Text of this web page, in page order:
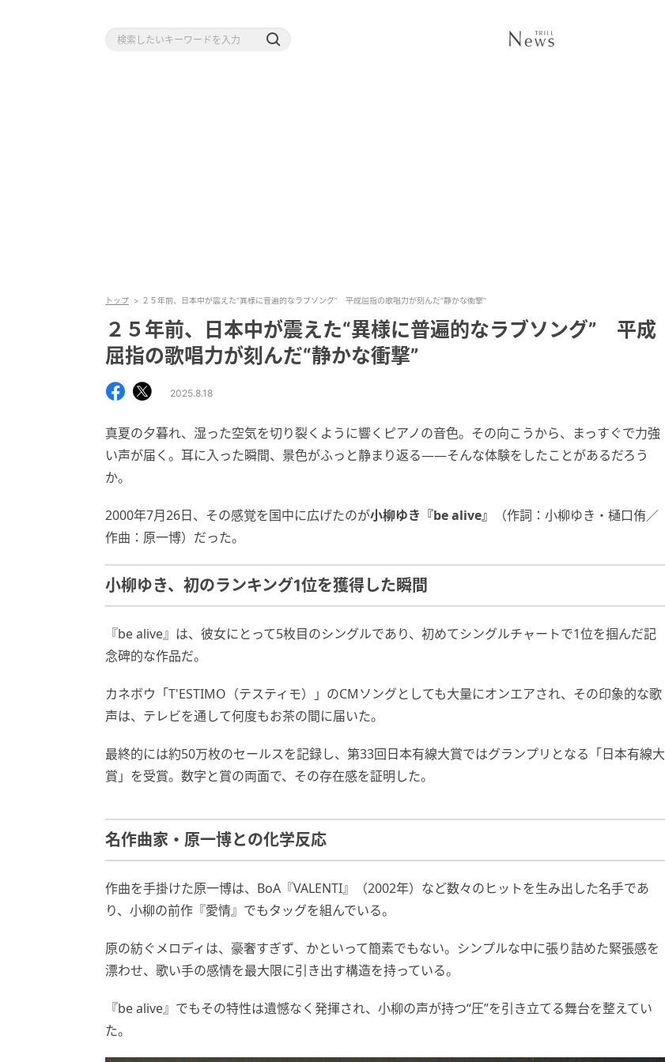
トップ ２５年前、日本中が震えた“異様に普遍的なラブソング” 平成屈指の歌唱力が刻んだ“静かな衝撃”
２５年前、日本中が震えた“異様に普遍的なラブソング” 平成
屈指の歌唱力が刻んだ“静かな衝撃”
2025.8.18
真夏の夕暮れ、湿った空気を切り裂くように響くピアノの音色。その向こうから、まっすぐで力強
い声が届く。耳に入った瞬間、景色がふっと静まり返る――そんな体験をしたことがあるだろう
か。
2000年7月26日、その感覚を国中に広げたのが小柳ゆき『be alive』
（作詞：小柳ゆき・樋口侑／
作曲：原一博）だった。
小柳ゆき、初のランキング1位を獲得した瞬間
『be alive』は、彼女にとって5枚目のシングルであり、初めてシングルチャートで1位を掴んだ記
念碑的な作品だ。
カネボウ「T'ESTIMO（テスティモ）」のCMソングとしても大量にオンエアされ、その印象的な歌
声は、テレビを通して何度もお茶の間に届いた。
最終的には約50万枚のセールスを記録し、第33回日本有線大賞ではグランプリとなる「日本有線大
賞」を受賞。数字と賞の両面で、その存在感を証明した。
名作曲家・原一博との化学反応
作曲を手掛けた原一博は、BoA『VALENTI』（2002年）など数々のヒットを生み出した名手であ
り、小柳の前作『愛情』でもタッグを組んでいる。
原の紡ぐメロディは、豪奢すぎず、かといって簡素でもない。シンプルな中に張り詰めた緊張感を
漂わせ、歌い手の感情を最大限に引き出す構造を持っている。
『be alive』でもその特性は遺憾なく発揮され、小柳の声が持つ“圧”を引き立てる舞台を整えてい
た。